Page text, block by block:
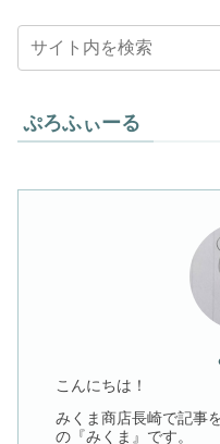
ぷろふぃーる
こんにちは！
みくま商店長崎で記事
の『みくま』です。